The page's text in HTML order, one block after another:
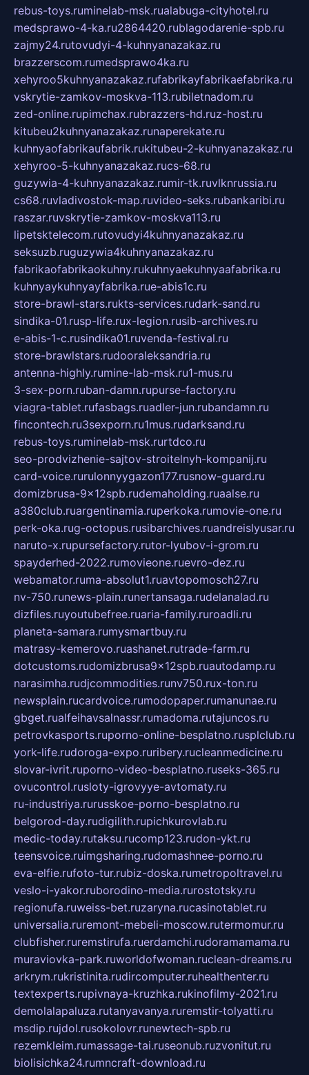
rebus-toys.ruminelab-msk.rualabuga-cityhotel.ru
medsprawo-4-ka.ru2864420.rublagodarenie-spb.ru
zajmy24.rutovudyi-4-kuhnyanazakaz.ru
brazzerscom.rumedsprawo4ka.ru
xehyroo5kuhnyanazakaz.rufabrikayfabrikaefabrika.ru
vskrytie-zamkov-moskva-113.rubiletnadom.ru
zed-online.rupimchax.rubrazzers-hd.ruz-host.ru
kitubeu2kuhnyanazakaz.runaperekate.ru
kuhnyaofabrikaufabrik.rukitubeu-2-kuhnyanazakaz.ru
xehyroo-5-kuhnyanazakaz.rucs-68.ru
guzywia-4-kuhnyanazakaz.rumir-tk.ruvlknrussia.ru
cs68.ruvladivostok-map.ruvideo-seks.rubankaribi.ru
raszar.ruvskrytie-zamkov-moskva113.ru
lipetsktelecom.rutovudyi4kuhnyanazakaz.ru
seksuzb.ruguzywia4kuhnyanazakaz.ru
fabrikaofabrikaokuhny.rukuhnyaekuhnyaafabrika.ru
kuhnyaykuhnyayfabrika.rue-abis1c.ru
store-brawl-stars.rukts-services.rudark-sand.ru
sindika-01.rusp-life.rux-legion.rusib-archives.ru
e-abis-1-c.rusindika01.ruvenda-festival.ru
store-brawlstars.rudooraleksandria.ru
antenna-highly.rumine-lab-msk.ru1-mus.ru
3-sex-porn.ruban-damn.rupurse-factory.ru
viagra-tablet.rufasbags.ruadler-jun.rubandamn.ru
fincontech.ru3sexporn.ru1mus.rudarksand.ru
rebus-toys.ruminelab-msk.rurtdco.ru
seo-prodvizhenie-sajtov-stroitelnyh-kompanij.ru
card-voice.rurulonnyygazon177.rusnow-guard.ru
domizbrusa-9x12spb.rudemaholding.ruaalse.ru
a380club.ruargentinamia.ruperkoka.rumovie-one.ru
perk-oka.rug-octopus.rusibarchives.ruandreislyusar.ru
naruto-x.rupursefactory.rutor-lyubov-i-grom.ru
spayderhed-2022.rumovieone.ruevro-dez.ru
webamator.ruma-absolut1.ruavtopomosch27.ru
nv-750.runews-plain.runertansaga.rudelanalad.ru
dizfiles.ruyoutubefree.ruaria-family.ruroadli.ru
planeta-samara.rumysmartbuy.ru
matrasy-kemerovo.ruashanet.rutrade-farm.ru
dotcustoms.rudomizbrusa9x12spb.ruautodamp.ru
narasimha.rudjcommodities.runv750.rux-ton.ru
newsplain.rucardvoice.rumodopaper.rumanunae.ru
gbget.rualfeihavsalnassr.rumadoma.rutajuncos.ru
petrovkasports.ruporno-online-besplatno.rusplclub.ru
york-life.rudoroga-expo.ruribery.rucleanmedicine.ru
slovar-ivrit.ruporno-video-besplatno.ruseks-365.ru
ovucontrol.rusloty-igrovyye-avtomaty.ru
ru-industriya.rurusskoe-porno-besplatno.ru
belgorod-day.rudigilith.rupichkurovlab.ru
medic-today.rutaksu.rucomp123.rudon-ykt.ru
teensvoice.ruimgsharing.rudomashnee-porno.ru
eva-elfie.rufoto-tur.rubiz-doska.rumetropoltravel.ru
veslo-i-yakor.ruborodino-media.rurostotsky.ru
regionufa.ruweiss-bet.ruzaryna.rucasinotablet.ru
universalia.ruremont-mebeli-moscow.rutermomur.ru
clubfisher.ruremstirufa.ruerdamchi.rudoramamama.ru
muraviovka-park.ruworldofwoman.ruclean-dreams.ru
arkrym.rukristinita.rudircomputer.ruhealthenter.ru
textexperts.rupivnaya-kruzhka.rukinofilmy-2021.ru
demolalapaluza.rutanyavanya.ruremstir-tolyatti.ru
msdip.rujdol.rusokolovr.runewtech-spb.ru
rezemkleim.rumassage-tai.ruseonub.ruzvonitut.ru
biolisichka24.rumncraft-download.ru